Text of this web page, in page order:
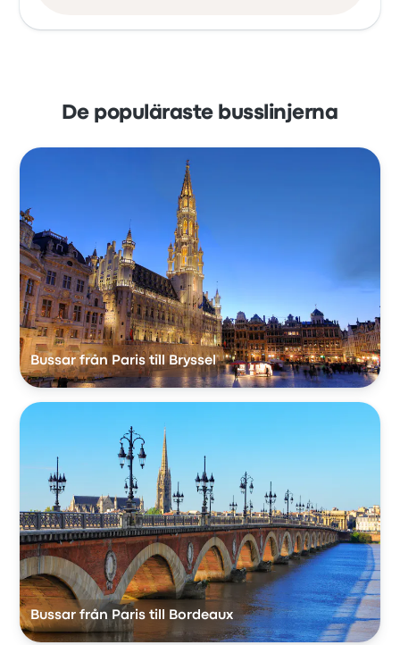
De populäraste busslinjerna
Bussar från Paris till Bryssel
Bussar från Paris till Bordeaux